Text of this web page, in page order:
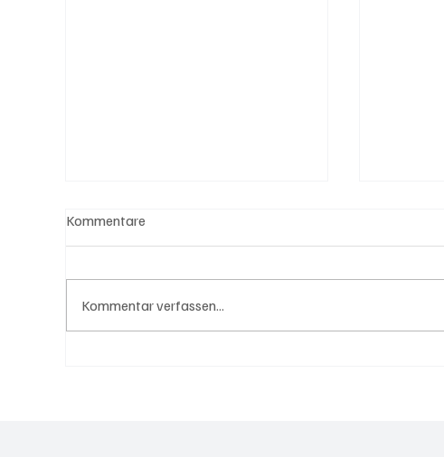
Kommentare
Kommentar verfassen...